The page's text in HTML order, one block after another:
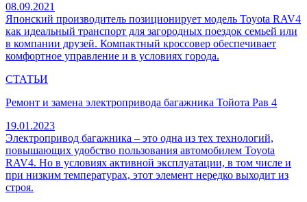
08.09.2021
Японский производитель позиционирует модель Toyota RAV4
как идеальный транспорт для загородных поездок семьей или
в компании друзей. Компактный кроссовер обеспечивает
комфортное управление и в условиях города.
СТАТЬИ
Ремонт и замена электропривода багажника Тойота Рав 4
19.01.2023
Электропривод багажника – это одна из тех технологий,
повышающих удобство пользования автомобилем Toyota
RAV4. Но в условиях активной эксплуатации, в том числе и
при низким температурах, этот элемент нередко выходит из
строя.